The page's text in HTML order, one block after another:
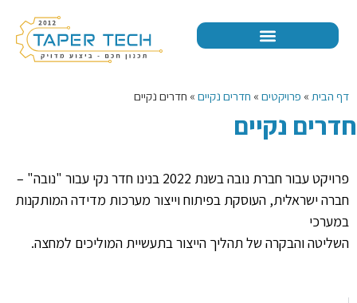
דף הבית » פרויקטים » חדרים נקיים » חדרים נקיים
חדרים נקיים
פרויקט עבור חברת נובה בשנת 2022 בנינו חדר נקי עבור "נובה" –
חברה ישראלית, העוסקת בפיתוח וייצור מערכות מדידה המותקנות
במערכי
השליטה והבקרה של תהליך הייצור בתעשיית המוליכים למחצה.